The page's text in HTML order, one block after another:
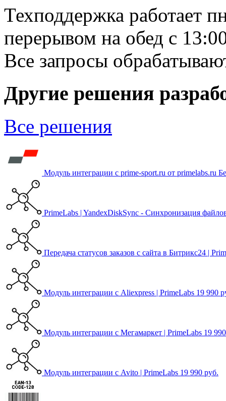
Техподдержка работает
перерывом на обед с
Все запросы
Другие решения
Все решения
Модуль интеграции с prime-sport.ru от primelabs.ru
PrimeLabs | YandexDiskSync - Синхронизация
Передача статусов заказов с сайта в Битрикс24 |
Модуль интеграции с Aliexpress | PrimeLabs 19 990
Модуль интеграции с Мегамаркет | PrimeLabs 19
Модуль интеграции с Avito | PrimeLabs 19 990 руб.